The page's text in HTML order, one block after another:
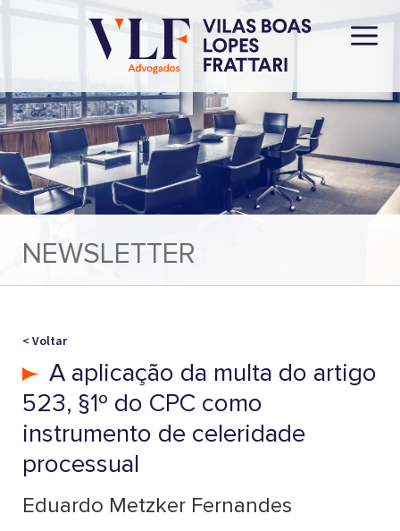
NEWSLETTER
< Voltar
A aplicação da multa do artigo
523, §1º do CPC como
instrumento de celeridade
processual
Eduardo Metzker Fernandes